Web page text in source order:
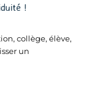
!
,collège,élève,
un